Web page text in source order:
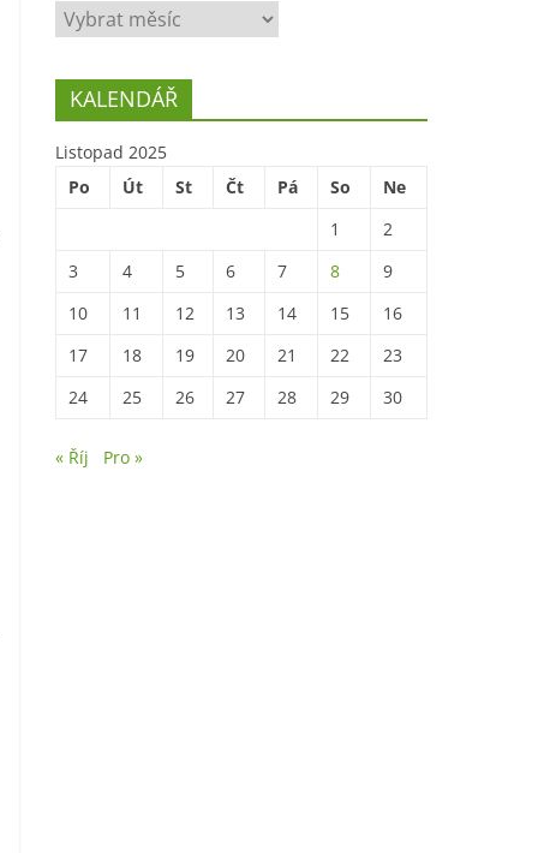
ARCHÍV
KALENDÁŘ
Listopad 2025
Po
Út St Čt Pá So
Ne
1
2
3
4 5 6 7 8
9
10
11 12 13 14 15
16
17
18 19 20 21 22
23
24
25 26 27 28 29 30
« Říj Pro »